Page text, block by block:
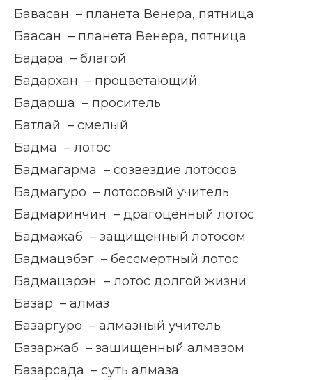
Бавасан – планета Венера, пятница
Баасан – планета Венера, пятница
Бадара – благой
Бадархан – процветающий
Бадарша – проситель
Батлай – смелый
Бадма – лотос
Бадмагарма – созвездие лотосов
Бадмагуро – лотосовый учитель
Бадмаринчин – драгоценный лотос
Бадмажаб – защищенный лотосом
Бадмацэбэг – бессмертный лотос
Бадмацэрэн – лотос долгой жизни
Базар – алмаз
Базаргуро – алмазный учитель
Базаржаб – защищенный алмазом
Базарсада – суть алмаза